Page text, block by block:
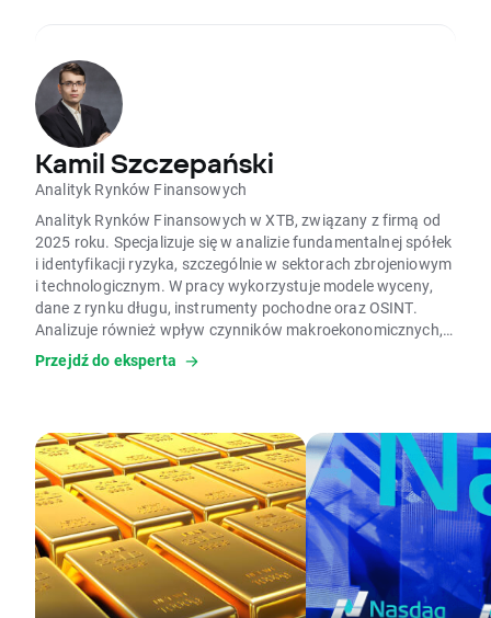
Kamil Szczepański
Analityk Rynków Finansowych
Analityk Rynków Finansowych w XTB, związany z firmą od
2025 roku. Specjalizuje się w analizie fundamentalnej spółek
i identyfikacji ryzyka, szczególnie w sektorach zbrojeniowym
i technologicznym. W pracy wykorzystuje modele wyceny,
dane z rynku długu, instrumenty pochodne oraz OSINT.
Analizuje również wpływ czynników makroekonomicznych,
geopolityki i AI na rynki finansowe.
Przejdź do eksperta